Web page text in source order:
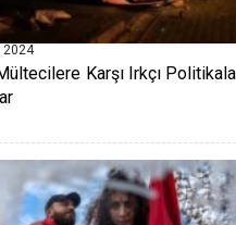
2024
Karşı Irkçı